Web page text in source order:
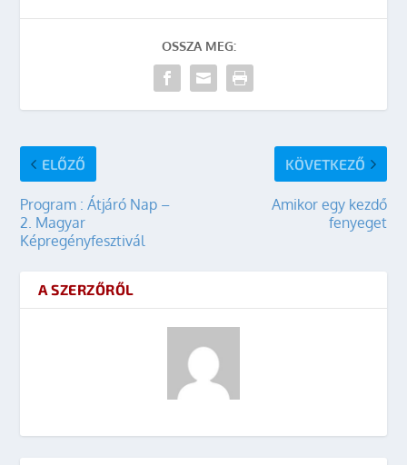
OSSZA MEG:
ELŐZŐ
Program : Átjáró Nap –
2. Magyar
Képregényfesztivál
KÖVETKEZŐ
Amikor egy kezdő
fenyeget
A SZERZŐRŐL